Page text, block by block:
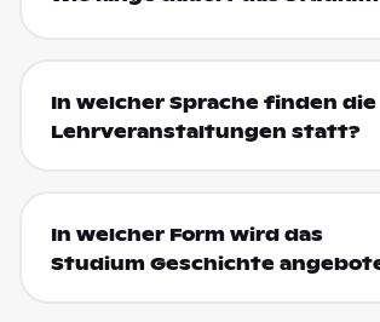
In welcher Sprache finden die
Lehrveranstaltungen statt?
In welcher Form wird das
Studium Geschichte